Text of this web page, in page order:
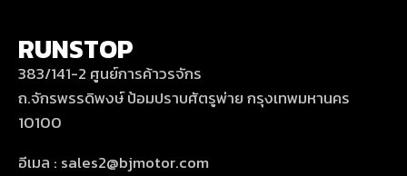
RUNSTOP
383/141-2 ศูนย์การค้าวรจักร
ถ.จักรพรรดิพงษ์ ป้อมปราบศัตรูพ่าย กรุงเทพมหานคร
10100
อีเมล : sales2@bjmotor.com